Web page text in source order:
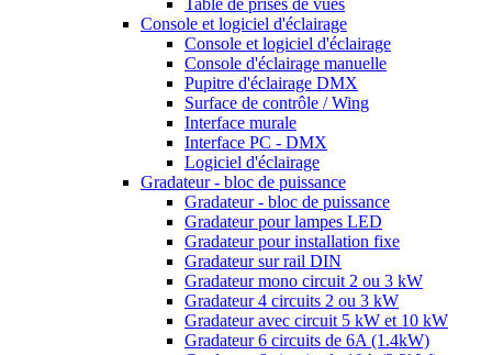
Table de prises de vues
Console et logiciel d'éclairage
Console et logiciel d'éclairage
Console d'éclairage manuelle
Pupitre d'éclairage DMX
Surface de contrôle / Wing
Interface murale
Interface PC - DMX
Logiciel d'éclairage
Gradateur - bloc de puissance
Gradateur - bloc de puissance
Gradateur pour lampes LED
Gradateur pour installation fixe
Gradateur sur rail DIN
Gradateur mono circuit 2 ou 3 kW
Gradateur 4 circuits 2 ou 3 kW
Gradateur avec circuit 5 kW et 10 kW
Gradateur 6 circuits de 6A (1.4kW)